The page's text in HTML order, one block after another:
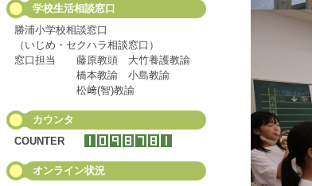
学校生活相談窓口
勝浦小学校相談窓口
（いじめ・セクハラ相談窓口）
窓口担当 藤原教頭 大竹養護教諭
橋本教諭 小島教諭
松﨑(智)教諭
カウンタ
COUNTER
オンライン状況